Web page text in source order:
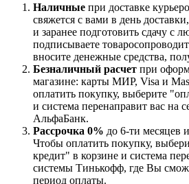
Наличные при доставке
свяжется с вами в день
и заранее подготовить сдачу
подписываете
вносите денежные средства,
Безналичный расчет при
магазине: карты МИР, Visa и
оплатить покупку, выберите
и система перенаправит вас на
АльфаБанк.
Рассрочка 0% до 6-ти месяцев
Чтобы оплатить покупку,
кредит" в корзине и система
системы Тинькофф, где Вы
период оплаты.